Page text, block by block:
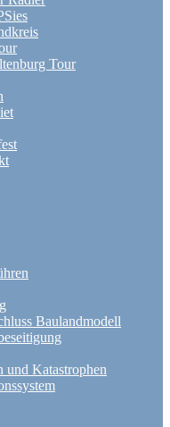
Tour
Baulandmodell
und Katastrophen